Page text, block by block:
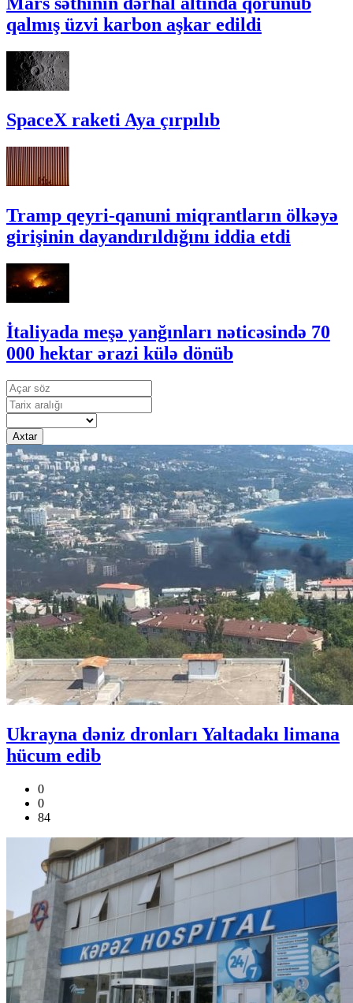
qalmış üzvi karbon aşkar edildi
SpaceX raketi Aya çırpılıb
Tramp qeyri-qanuni miqrantların ölkəyə
girişinin dayandırıldığını iddia etdi
İtaliyada meşə yanğınları nəticəsində 70
000 hektar ərazi külə dönüb
Axtar
Ukrayna dəniz dronları Yaltadakı limana
hücum edib
0
0
84